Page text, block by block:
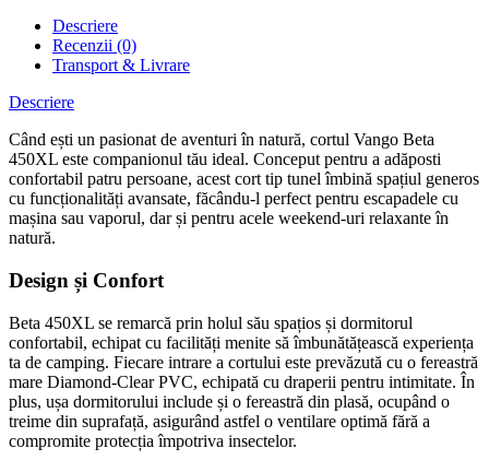
Descriere
Recenzii (0)
Transport & Livrare
Descriere
Când ești un pasionat de aventuri în natură, cortul Vango Beta
450XL este companionul tău ideal. Conceput pentru a adăposti
confortabil patru persoane, acest cort tip tunel îmbină spațiul generos
cu funcționalități avansate, făcându-l perfect pentru escapadele cu
mașina sau vaporul, dar și pentru acele weekend-uri relaxante în
natură.
Design și Confort
Beta 450XL se remarcă prin holul său spațios și dormitorul
confortabil, echipat cu facilități menite să îmbunătățească experiența
ta de camping. Fiecare intrare a cortului este prevăzută cu o fereastră
mare Diamond-Clear PVC, echipată cu draperii pentru intimitate. În
plus, ușa dormitorului include și o fereastră din plasă, ocupând o
treime din suprafață, asigurând astfel o ventilare optimă fără a
compromite protecția împotriva insectelor.